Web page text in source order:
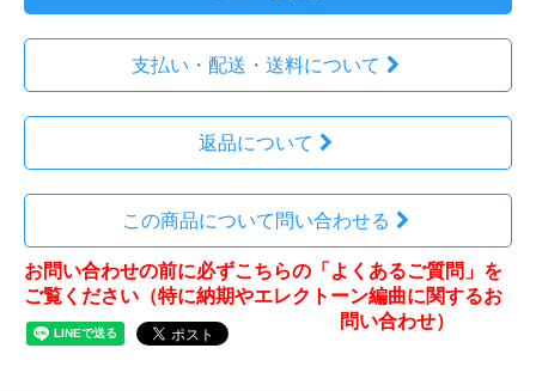
支払い・配送・送料について
返品について
この商品について問い合わせる
お問い合わせの前に必ずこちらの「よくあるご質問」を
ご覧ください（特に納期やエレクトーン編曲に関するお
問い合わせ）